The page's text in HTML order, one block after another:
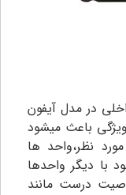
در مدل آیفون
باعث میشود
نظر،واحد ها
با دیگر واحدها
درست مانند